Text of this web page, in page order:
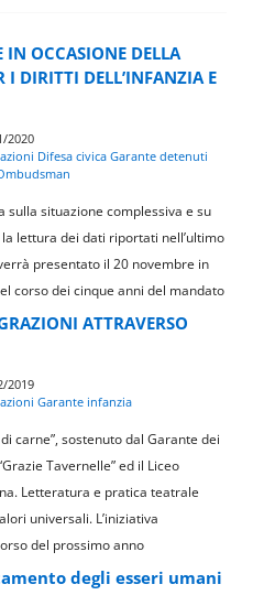
IN OCCASIONE DELLA
DIRITTI DELL’INFANZIA E
2020
Difesa civicaGarante detenuti
sulla situazione complessiva e su
lettura dei dati riportati nell’ultimo
presentato il 20 novembre in
corso dei cinque anni del mandato
ATTRAVERSO
2019
Garante infanzia
carne”, sostenuto dal Garante dei
Tavernelle” ed il Liceo
Letteratura e pratica teatrale
universali. L’iniziativa
del prossimo anno
degli esseri umani